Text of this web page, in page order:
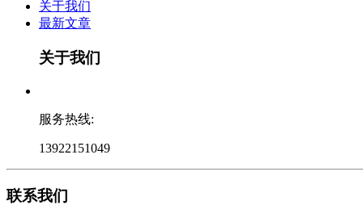
关于我们
最新文章
关于我们
服务热线:
13922151049
联系我们